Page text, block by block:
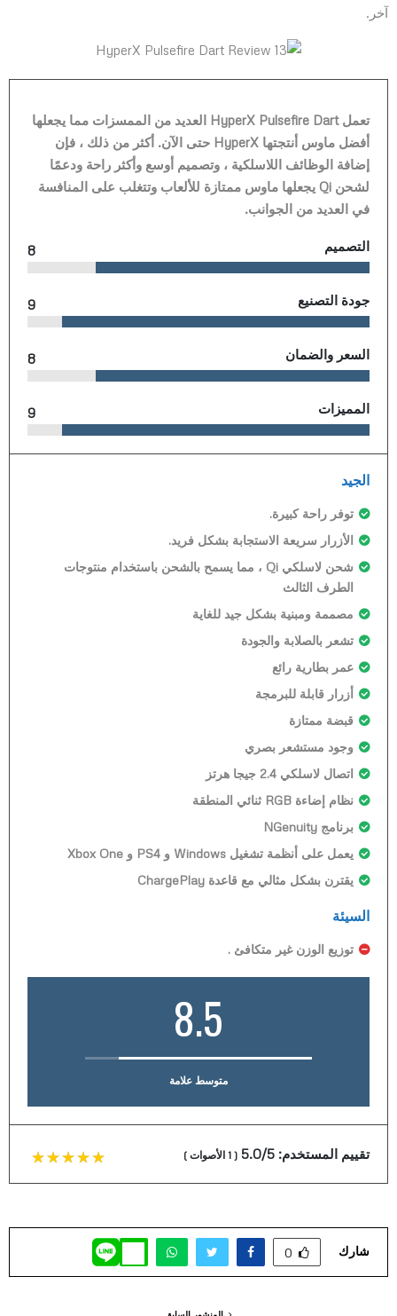
آخر.
تعمل HyperX Pulsefire Dart العديد من الممسزات مما يجعلها
أفضل ماوس أنتجتها HyperX حتى الآن. أكثر من ذلك ، فإن
إضافة الوظائف اللاسلكية ، وتصميم أوسع وأكثر راحة ودعمًا
لشحن Qi يجعلها ماوس ممتازة للألعاب وتتغلب على المنافسة
في العديد من الجوانب.
التصميم 8
جودة التصنيع 9
السعر والضمان 8
المميزات 9
الجيد
توفر راحة كبيرة.
الأزرار سريعة الاستجابة بشكل فريد.
شحن لاسلكي Qi ، مما يسمح بالشحن باستخدام منتوجات
الطرف الثالث
مصممة ومبنية بشكل جيد للغاية
تشعر بالصلابة والجودة
عمر بطارية رائع
أزرار قابلة للبرمجة
قبضة ممتازة
وجود مستشعر بصري
اتصال لاسلكي 2.4 جيجا هرتز
نظام إضاءة RGB ثنائي المنطقة
برنامج NGenuity
يعمل على أنظمة تشغيل Windows و PS4 و Xbox One
يقترن بشكل مثالي مع قاعدة ChargePlay
السيئة
توزيع الوزن غير متكافئ .
8.5
متوسط علامة
تقييم المستخدم: 5.0/5
(
1 الأصوات )
شارك 0